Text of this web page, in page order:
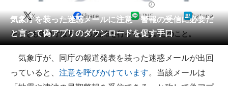
会員記事
メディア
注目記事を集めた総合ページ
ITの今と未来を見通す
気象庁を装った迷惑メールに注意 警報の受信に必要だ
と言って偽アプリのダウンロードを促す手口
X Share LINE hatena
そもそも気象庁はアプリの配布を行っていないとのこと。
気象庁が、同庁の報道発表を装った迷惑メールが出回
っていると、 注意を呼びかけています。当該メールは